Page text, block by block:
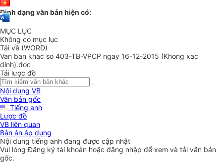
Định dạng văn bản hiện có:
MỤC LỤC
Không có mục lục
Tải về (WORD)
Van ban khac so 403-TB-VPCP ngay 16-12-2015 (Khong xac
dinh).doc
Tải lược đồ
Nội dung VB
Văn bản gốc
Tiếng anh
Lược đồ
VB liên quan
Bản án áp dụng
Nội dung tiếng anh đang được cập nhật
Vui lòngĐăng ký tài khoản hoặc đăng nhập để xem và tải văn bản
gốc.